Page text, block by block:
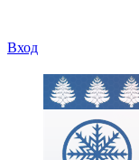
Вход